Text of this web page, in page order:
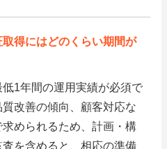
取得にはどのくらい期間が
1年間の運用実績が必須で
改善の傾向、顧客対応な
められるため、計画・構
を含めると、相応の準備